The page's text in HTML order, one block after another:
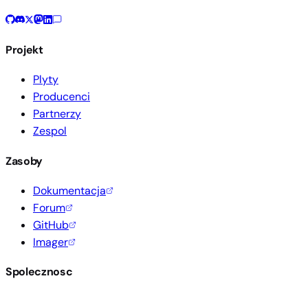
Projekt
Plyty
Producenci
Partnerzy
Zespol
Zasoby
Dokumentacja
Forum
GitHub
Imager
Spolecznosc